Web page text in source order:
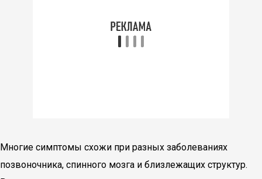
Многие симптомы схожи при разных заболеваниях
позвоночника, спинного мозга и близлежащих структур.